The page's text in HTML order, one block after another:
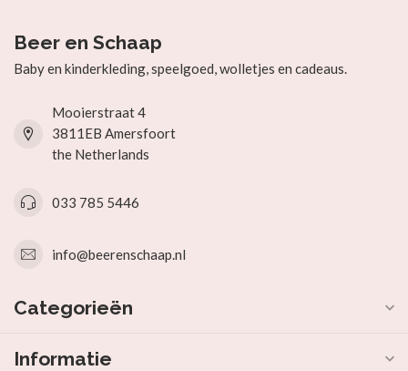
Beer en Schaap
Baby en kinderkleding, speelgoed, wolletjes en cadeaus.
Mooierstraat 4
3811EB Amersfoort
the Netherlands
033 785 5446
info@beerenschaap.nl
Categorieën
Informatie